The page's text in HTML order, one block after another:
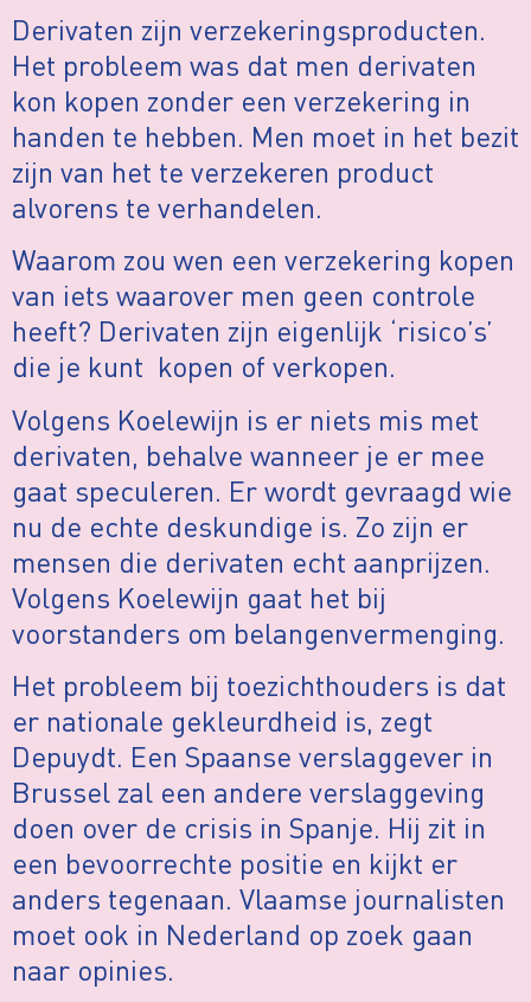
Derivaten zijn verzekeringsproducten.
Het probleem was dat men derivaten
kon kopen zonder een verzekering in
handen te hebben. Men moet in het bezit
zijn van het te verzekeren product
alvorens te verhandelen.
Waarom zou wen een verzekering kopen
van iets waarover men geen controle
heeft? Derivaten zijn eigenlijk ‘risico’s’
die je kunt kopen of verkopen.
Volgens Koelewijn is er niets mis met
derivaten, behalve wanneer je er mee
gaat speculeren. Er wordt gevraagd wie
nu de echte deskundige is. Zo zijn er
mensen die derivaten echt aanprijzen.
Volgens Koelewijn gaat het bij
voorstanders om belangenvermenging.
Het probleem bij toezichthouders is dat
er nationale gekleurdheid is, zegt
Depuydt. Een Spaanse verslaggever in
Brussel zal een andere verslaggeving
doen over de crisis in Spanje. Hij zit in
een bevoorrechte positie en kijkt er
anders tegenaan. Vlaamse journalisten
moet ook in Nederland op zoek gaan
naar opinies.